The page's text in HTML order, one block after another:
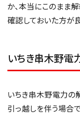
か、本当にこのまま
確認しておいた方が良
いちき串木野電
いちき串木野電力の
引っ越しを伴う場合